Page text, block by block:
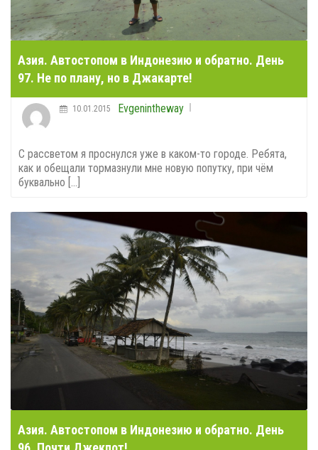
Азия. Автостопом в Индонезию и обратно. День
97. Не по плану, но в Джакарте!
Evgenintheway
10.01.2015
С рассветом я проснулся уже в каком-то городе. Ребята,
как и обещали тормазнули мне новую попутку, при чём
буквально [...]
Азия. Автостопом в Индонезию и обратно. День